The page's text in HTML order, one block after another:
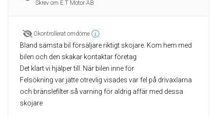
Skrev om E.T Motor AB
Okontrollerat omdöme
Bland sämsta bil försäljare riktigt skojare. Kom hem med
bilen och den skakar kontaktar företag
Det klart vi hjälper till. När bilen inne för
Felsökning var jätte otrevlig visades var fel på drivaxlarna
och bränslefilter så varning för aldrig affär med dessa
skojare